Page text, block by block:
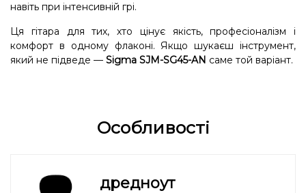
навіть при інтенсивній грі.
Ця гітара для тих, хто цінує якість, професіоналізм і
комфорт в одному флаконі. Якщо шукаєш інструмент,
який не підведе — Sigma SJM-SG45-AN саме той варіант.
Особливості
дредноут